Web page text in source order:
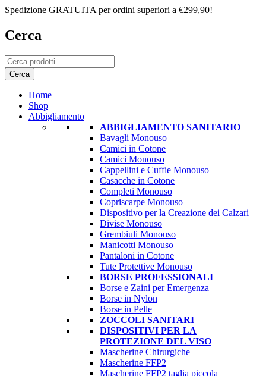
Spedizione GRATUITA per ordini superiori a €299,90!
Cerca
Home
Shop
Abbigliamento
ABBIGLIAMENTO SANITARIO
Bavagli Monouso
Camici in Cotone
Camici Monouso
Cappellini e Cuffie Monouso
Casacche in Cotone
Completi Monouso
Copriscarpe Monouso
Dispositivo per la Creazione dei Calzari
Divise Monouso
Grembiuli Monouso
Manicotti Monouso
Pantaloni in Cotone
Tute Protettive Monouso
BORSE PROFESSIONALI
Borse e Zaini per Emergenza
Borse in Nylon
Borse in Pelle
ZOCCOLI SANITARI
DISPOSITIVI PER LA
PROTEZIONE DEL VISO
Mascherine Chirurgiche
Mascherine FFP2
Mascherine FFP2 taglia piccola